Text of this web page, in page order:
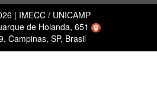
| IMECC / UNICAMP
de Holanda, 651
Campinas, SP, Brasil